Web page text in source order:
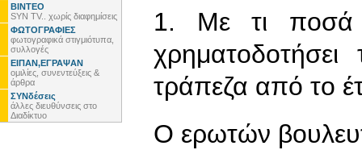
ΒΙΝΤΕΟ
SYN TV.. χωρίς διαφημίσεις
ΦΩΤΟΓΡΑΦΙΕΣ
φωτογραφικά στιγμιότυπα,
συλλογές
ΕΙΠΑΝ,ΕΓΡΑΨΑΝ
ομιλίες, συνεντεύξεις &
άρθρα
ΣΥΝδέσεις
άλλες διευθύνσεις στο
Διαδίκτυο
1. Με τι ποσά
τράπεζα από το
Ο ερωτών